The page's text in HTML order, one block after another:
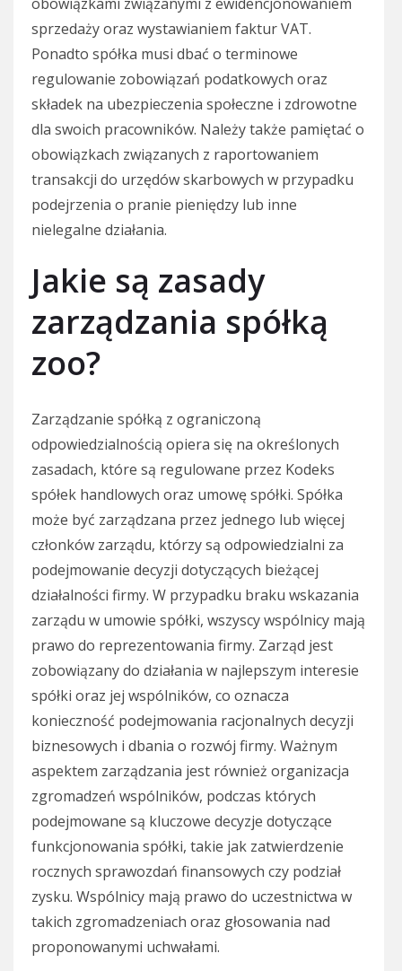
sprzedaży oraz wystawianiem faktur VAT.
Ponadto spółka musi dbać o terminowe
regulowanie zobowiązań podatkowych oraz
składek na ubezpieczenia społeczne i zdrowotne
dla swoich pracowników. Należy także pamiętać o
obowiązkach związanych z raportowaniem
transakcji do urzędów skarbowych w przypadku
podejrzenia o pranie pieniędzy lub inne
nielegalne działania.
Jakie są zasady
zarządzania spółką
zoo?
Zarządzanie spółką z ograniczoną
odpowiedzialnością opiera się na określonych
zasadach, które są regulowane przez Kodeks
spółek handlowych oraz umowę spółki. Spółka
może być zarządzana przez jednego lub więcej
członków zarządu, którzy są odpowiedzialni za
podejmowanie decyzji dotyczących bieżącej
działalności firmy. W przypadku braku wskazania
zarządu w umowie spółki, wszyscy wspólnicy mają
prawo do reprezentowania firmy. Zarząd jest
zobowiązany do działania w najlepszym interesie
spółki oraz jej wspólników, co oznacza
konieczność podejmowania racjonalnych decyzji
biznesowych i dbania o rozwój firmy. Ważnym
aspektem zarządzania jest również organizacja
zgromadzeń wspólników, podczas których
podejmowane są kluczowe decyzje dotyczące
funkcjonowania spółki, takie jak zatwierdzenie
rocznych sprawozdań finansowych czy podział
zysku. Wspólnicy mają prawo do uczestnictwa w
takich zgromadzeniach oraz głosowania nad
proponowanymi uchwałami.